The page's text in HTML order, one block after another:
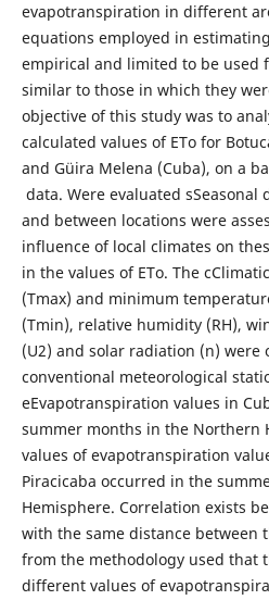
evapotranspiration in different
equations employed in
empirical and limited to be used
similar to those in which they
objective of this study was to
calculated values of ETo for
and Güira Melena (Cuba), on a
data. Were evaluated sSeasonal
and between locations were
influence of local climates on
in the values of ETo. The
(Tmax) and minimum
(Tmin), relative humidity (RH),
(U2) and solar radiation (n) were
conventional meteorological
eEvapotranspiration values in
summer months in the Northern
values of evapotranspiration
Piracicaba occurred in the
Hemisphere. Correlation exists
with the same distance between
from the methodology used that
different values of